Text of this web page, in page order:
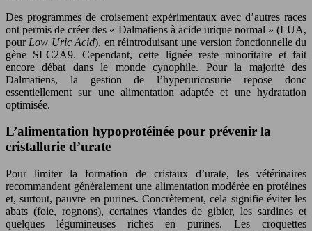
Des programmes de croisement expérimentaux avec d’autres races
ont permis de créer des « Dalmatiens à acide urique normal » (LUA,
pour Low Uric Acid), en réintroduisant une version fonctionnelle du
gène SLC2A9. Cependant, cette lignée reste minoritaire et fait
encore débat dans le monde cynophile. Pour la majorité des
Dalmatiens, la gestion de l’hyperuricosurie repose donc
essentiellement sur une alimentation adaptée et une hydratation
optimisée.
L’alimentation hypoprotéinée pour prévenir la
cristallurie d’urate
Pour limiter la formation de cristaux d’urate, les vétérinaires
recommandent généralement une alimentation modérée en protéines
et, surtout, pauvre en purines. Concrètement, cela signifie éviter les
abats (foie, rognons), certaines viandes de gibier, les sardines et
quelques légumineuses riches en purines. Les croquettes